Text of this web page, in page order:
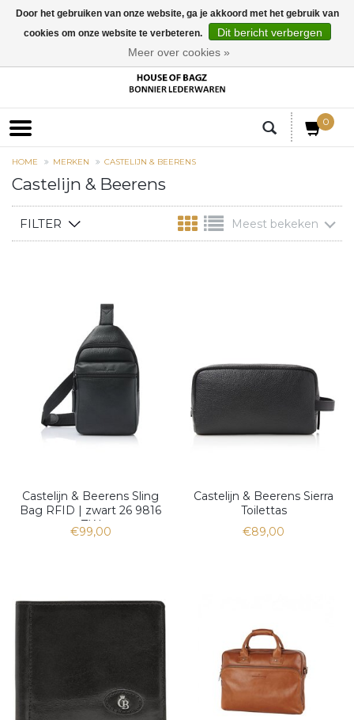
0
HOME MERKEN CASTELIJN & BEERENS
Castelijn & Beerens
FILTER Meest bekeken
Castelijn & Beerens Sling
Bag RFID | zwart 26 9816
ZW
€99,00
Castelijn & Beerens Sierra
Toilettas
€89,00
Door het gebruiken van onze website, ga je akkoord met het gebruik van
cookies om onze website te verbeteren.
Dit bericht verbergen
Meer over cookies »